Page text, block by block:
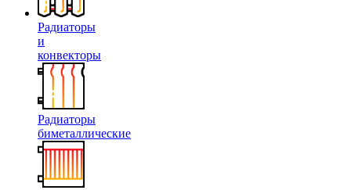
Радиаторы
и
конвекторы
Радиаторы
биметаллические